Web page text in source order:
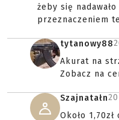
żeby się
przeznaczeniem
tytanowy88
Akurat na
Zobacz na
Szajnatałn
Około